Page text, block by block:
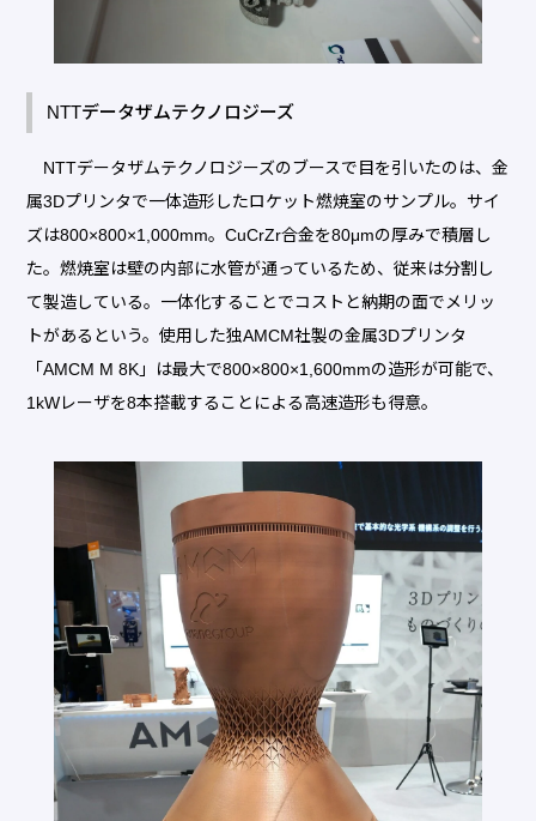
NTTデータザムテクノロジーズ
NTTデータザムテクノロジーズのブースで目を引いたのは、金
属3Dプリンタで一体造形したロケット燃焼室のサンプル。サイ
ズは800×800×1,000mm。CuCrZr合金を80μmの厚みで積層し
た。燃焼室は壁の内部に水管が通っているため、従来は分割し
て製造している。一体化することでコストと納期の面でメリッ
トがあるという。使用した独AMCM社製の金属3Dプリンタ
「AMCM M 8K」は最大で800×800×1,600mmの造形が可能で、
1kWレーザを8本搭載することによる高速造形も得意。